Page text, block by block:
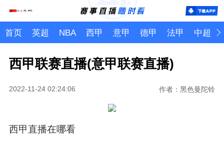
首页 英超 NBA 西甲 意甲 德甲 法甲 中超
西甲联赛直播(意甲联赛直播)
2022-11-24 02:24:06 作者：黑色曼陀铃
西甲直播在哪看